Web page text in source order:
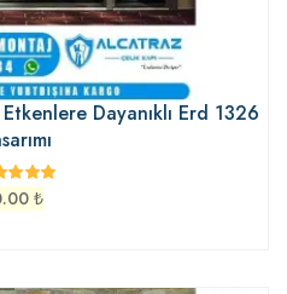
Dayanıklı Erd 1326
₺